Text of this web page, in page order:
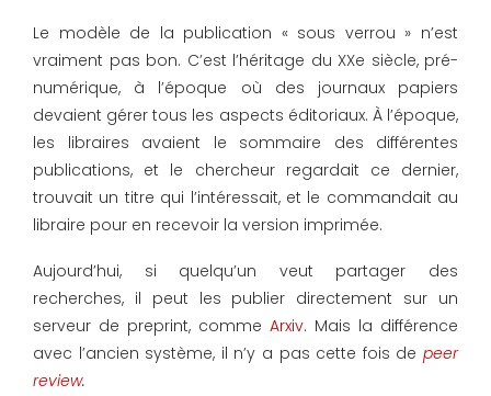
Le modèle de la publication « sous verrou » n’est
vraiment pas bon. C’est l’héritage du XXe siècle, pré-
numérique, à l’époque où des journaux papiers
devaient gérer tous les aspects éditoriaux. À l’époque,
les libraires avaient le sommaire des différentes
publications, et le chercheur regardait ce dernier,
trouvait un titre qui l’intéressait, et le commandait au
libraire pour en recevoir la version imprimée.
Aujourd’hui, si quelqu’un veut partager des
recherches, il peut les publier directement sur un
serveur de preprint, comme Arxiv. Mais la différence
avec l’ancien système, il n’y a pas cette fois de peer
review.